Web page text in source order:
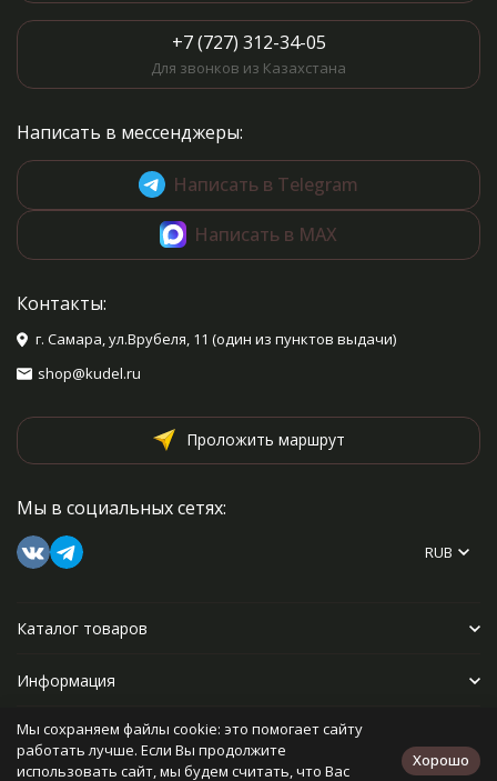
+7 (727) 312-34-05
Для звонков из Казахстана
Написать в мессенджеры:
Написать в Telegram
Написать в MAX
Контакты:
г. Самара, ул.Врубеля, 11 (один из пунктов выдачи)
shop@kudel.ru
Проложить маршрут
Мы в социальных сетях:
RUB
Каталог товаров
Информация
Прочее
Мы сохраняем файлы cookie: это помогает сайту
работать лучше. Если Вы продолжите
использовать сайт, мы будем считать, что Вас
Хорошо